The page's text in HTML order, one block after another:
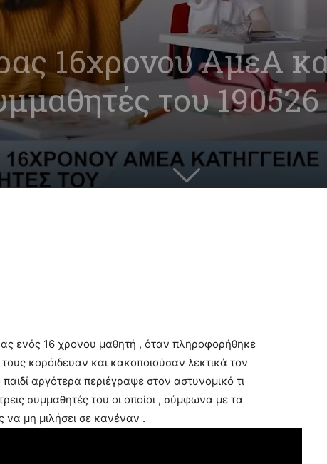
16χρονου ΑμεΑ
του 190526
ενός 16 χρονου μαθητή , όταν πληροφορήθηκε
κορόιδευαν και κακοποιούσαν λεκτικά τον
αργότερα περιέγραψε στον αστυνομικό τι
συμμαθητές του οι οποίοι , σύμφωνα με τα
να μη μιλήσει σε κανέναν .